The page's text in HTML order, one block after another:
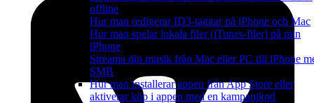
offline
Hur man redigerar ID3-taggar på iPhone och Mac
Hur man spelar lokala filer (iTunes-filer) på min
iPhone
Streama din musik från Mac eller PC till iPhone
SMB
Hur man installerar appen från App Store eller
aktiverar köp i appen med en kampanjkod